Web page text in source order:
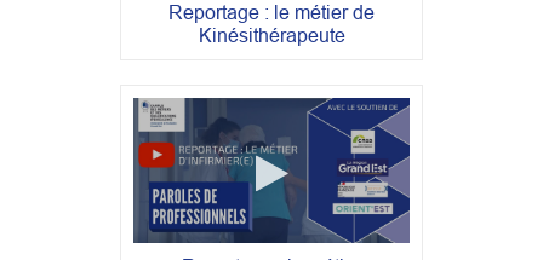
Reportage : le métier de
Kinésithérapeute